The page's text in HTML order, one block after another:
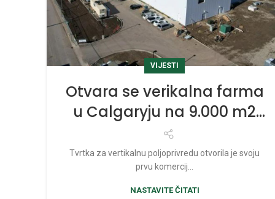
VIJESTI
Otvara se verikalna farma
u Calgaryju na 9.000 m2
vrijedna 56 mil. CAD
Tvrtka za vertikalnu poljoprivredu otvorila je svoju
prvu komercij...
NASTAVITE ČITATI